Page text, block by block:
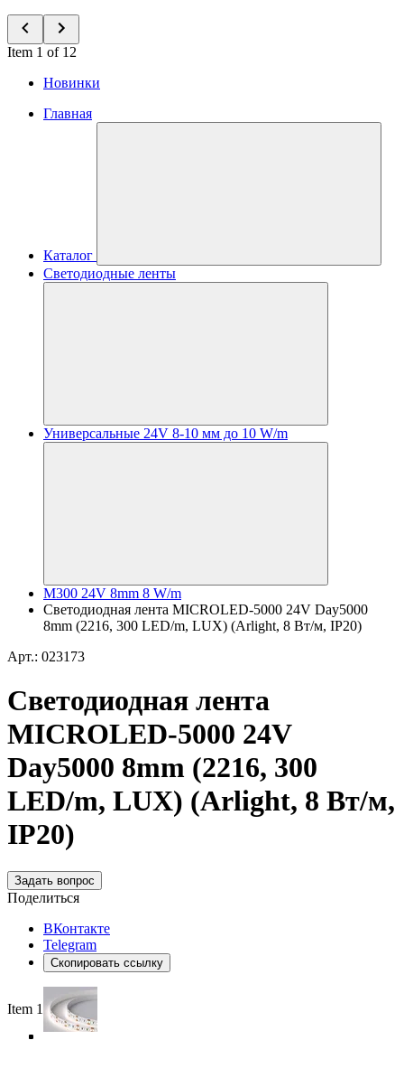
Item 1 of 12
Новинки
Главная
Каталог
Светодиодные ленты
Универсальные 24V 8-10 мм до 10 W/m
M300 24V 8mm 8 W/m
Светодиодная лента MICROLED-5000 24V Day5000
8mm (2216, 300 LED/m, LUX) (Arlight, 8 Вт/м, IP20)
Арт.: 023173
Светодиодная лента
MICROLED-5000 24V
Day5000 8mm (2216, 300
LED/m, LUX) (Arlight, 8 Вт/м,
IP20)
Задать вопрос
Поделиться
ВКонтакте
Telegram
Скопировать ссылку
Item 1 of 5